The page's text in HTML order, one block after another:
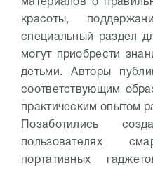
материалов о
красоты,
специальный раздел
могут приобрести
детьми. Авторы
соответствующим
практическим опытом
Позаботились
пользователях
портативных